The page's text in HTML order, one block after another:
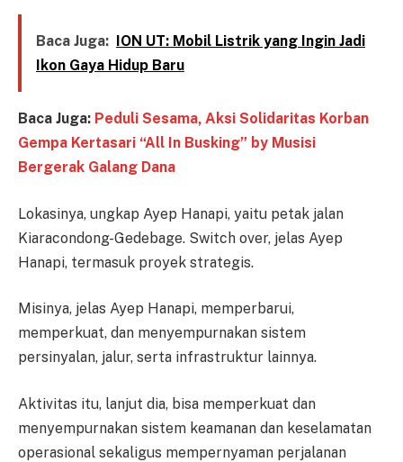
Baca Juga:
ION UT: Mobil Listrik yang Ingin Jadi
Ikon Gaya Hidup Baru
Baca Juga: Peduli Sesama, Aksi Solidaritas Korban
Gempa Kertasari “All In Busking” by Musisi
Bergerak Galang Dana
Lokasinya, ungkap Ayep Hanapi, yaitu petak jalan
Kiaracondong-Gedebage. Switch over, jelas Ayep
Hanapi, termasuk proyek strategis.
Misinya, jelas Ayep Hanapi, memperbarui,
memperkuat, dan menyempurnakan sistem
persinyalan, jalur, serta infrastruktur lainnya.
Aktivitas itu, lanjut dia, bisa memperkuat dan
menyempurnakan sistem keamanan dan keselamatan
operasional sekaligus mempernyaman perjalanan